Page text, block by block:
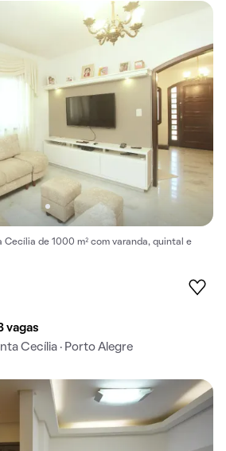
Cecília de 1000 m² com varanda, quintal e
vagas
Cecília · Porto Alegre